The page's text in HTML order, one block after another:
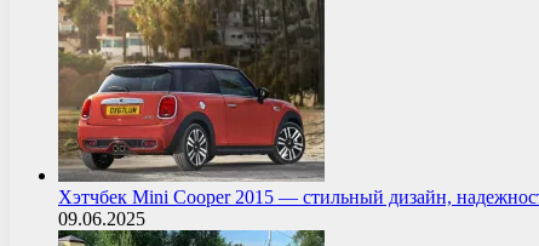
Хэтчбек Mini Cooper 2015 — стильный дизайн,
09.06.2025